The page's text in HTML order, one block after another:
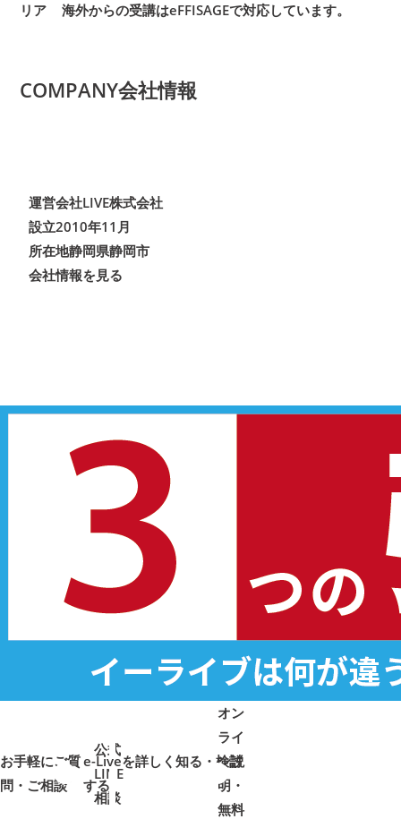
リア
海外からの受講はeFFISAGEで対応しています。
COMPANY会社情報
運営会社LIVE株式会社
設立2010年11月
所在地静岡県静岡市
会社情報を見る
公式
LINE
相談
お手軽にご質
問・ご相談➜ ➜
オン
ライ
ン説
明・
無料
e-Liveを詳しく知る・検討
する
➜➜